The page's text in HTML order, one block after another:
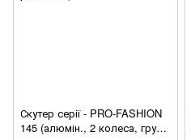
Скутер серії - PRO-FASHION
145 (алюмін., 2 колеса, груз.